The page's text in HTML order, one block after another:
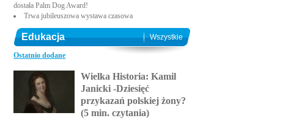
dostała Palm Dog Award!
Trwa jubileuszowa wystawa czasowa
Edukacja Wszystkie
Ostatnio dodane
Wielka Historia: Kamil
Janicki -Dziesięć
przykazań polskiej żony?
(5 min. czytania)